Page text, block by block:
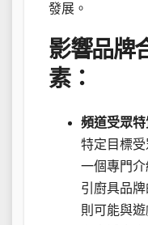
發展。
影響品牌
素：
頻道受眾特
特定目標受
一個專門
引廚具品
則可能與